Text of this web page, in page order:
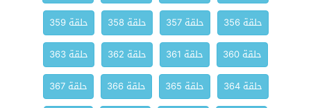
حلقة 356
حلقة 357 حلقة 358
حلقة 359
حلقة 360
حلقة 361 حلقة 362
حلقة 363
حلقة 364
حلقة 365 حلقة 366
حلقة 367